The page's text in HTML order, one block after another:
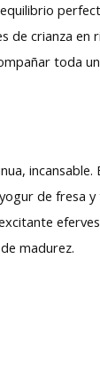
de crianza en
toda
de fresa
madurez.